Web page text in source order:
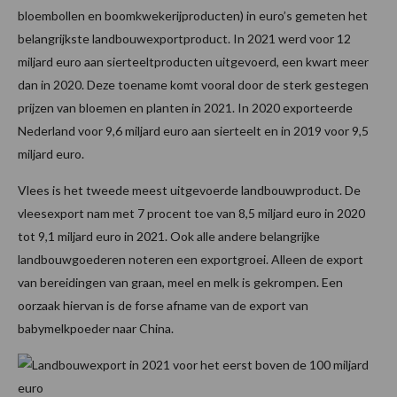
bloembollen en boomkwekerijproducten) in euro’s gemeten het
belangrijkste landbouwexportproduct. In 2021 werd voor 12
miljard euro aan sierteeltproducten uitgevoerd, een kwart meer
dan in 2020. Deze toename komt vooral door de sterk gestegen
prijzen van bloemen en planten in 2021. In 2020 exporteerde
Nederland voor 9,6 miljard euro aan sierteelt en in 2019 voor 9,5
miljard euro.
Vlees is het tweede meest uitgevoerde landbouwproduct. De
vleesexport nam met 7 procent toe van 8,5 miljard euro in 2020
tot 9,1 miljard euro in 2021. Ook alle andere belangrijke
landbouwgoederen noteren een exportgroei. Alleen de export
van bereidingen van graan, meel en melk is gekrompen. Een
oorzaak hiervan is de forse afname van de export van
babymelkpoeder naar China.